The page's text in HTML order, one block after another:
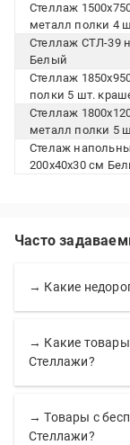
Стеллаж
металл полки 4
Стеллаж СТЛ-39
Белый
Стеллаж
полки 5 шт.
Стеллаж
металл полки 5
Стелаж
200х40х30 см
Часто
→ Какие
→ Какие товары
Стеллажи?
→ Товары с
Стеллажи?